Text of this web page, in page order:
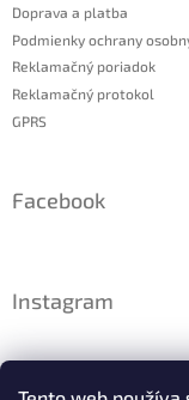
Doprava a platba
Podmienky ochrany
Reklamačný poriadok
Reklamačný protokol
GPRS
Facebook
Instagram